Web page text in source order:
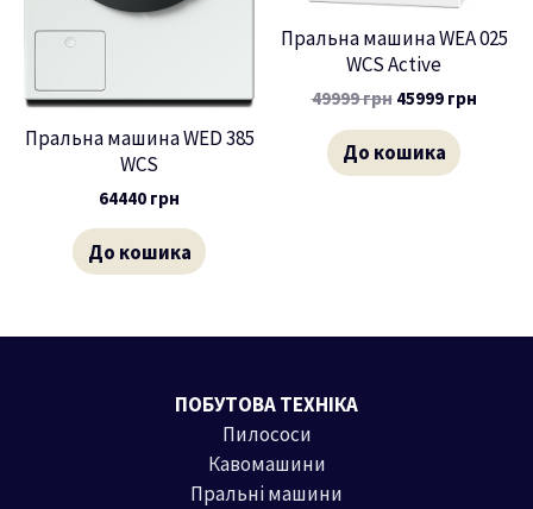
Пральна машина WED 385
WCS
64440 грн
До кошика
Пральна машина WEA 025
WCS Active
49999грн 45999 грн
До кошика
ПОБУТОВА ТЕХНІКА
Пилососи
Кавомашини
Пральні машини